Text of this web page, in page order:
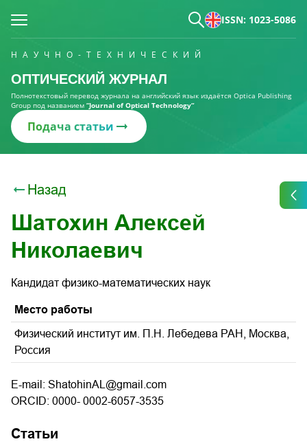
ISSN: 1023-5086
НАУЧНО-ТЕХНИЧЕСКИЙ
ОПТИЧЕСКИЙ ЖУРНАЛ
Полнотекстовый перевод журнала на английский язык издаётся Optica Publishing
Group под названием “Journal of Optical Technology“
Подача статьи
Назад
Шатохин Алексей
Николаевич
Кандидат физико-математических наук
Место работы
Физический институт им. П.Н. Лебедева РАН, Москва,
Россия
E-mail: ShatohinAL@gmail.com
ORCID: 0000- 0002-6057-3535
Статьи